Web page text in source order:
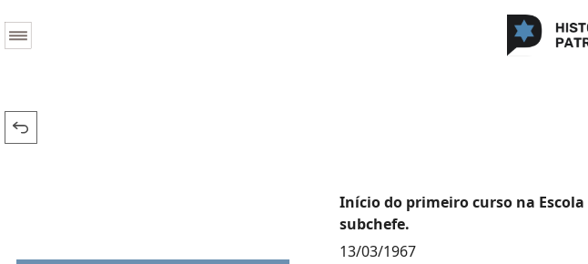
Início do primeiro curso na
subchefe.
13/03/1967